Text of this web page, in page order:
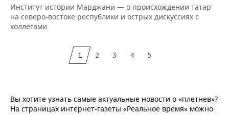
Институт истории Марджани — о происхождении татар
на северо-востоке республики и острых дискуссиях с
коллегами
1 2 3 4 5
Вы хотите узнать самые актуальные новости о «плетнев»?
На страницах интернет-газеты «Реальное время» можно